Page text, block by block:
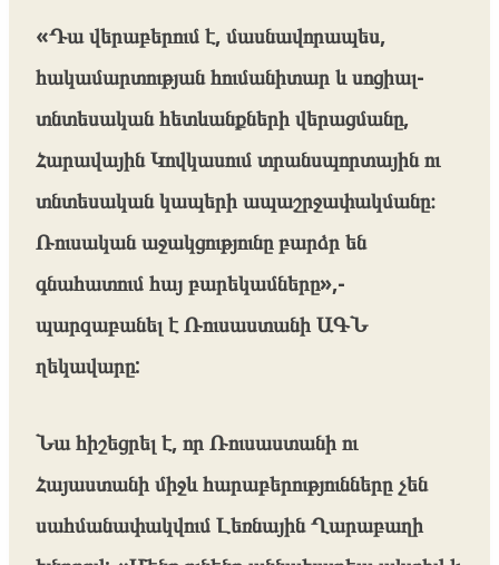
«Դա վերաբերում է, մասնավորապես,
հակամարտության հումանիտար և սոցիալ-
տնտեսական հետևանքների վերացմանը,
Հարավային Կովկասում տրանսպորտային ու
տնտեսական կապերի ապաշրջափակմանը։
Ռուսական աջակցությունը բարձր են
գնահատում հայ բարեկամները»,-
պարզաբանել է Ռուսաստանի ԱԳՆ
ղեկավարը:
Նա հիշեցրել է, որ Ռուսաստանի ու
Հայաստանի միջև հարաբերությունները չեն
սահմանափակվում Լեռնային Ղարաբաղի